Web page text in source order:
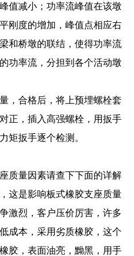
值减小；功率流峰值在该墩
刚度的增加，峰值点相应右
和桥墩的联结，使得功率流
功率流，分担到各个活动墩
，合格后，将上预埋螺栓套
正，插入高强螺栓，用扳手
矩扳手逐个检测。
质量因素请查下下面的详解
这是影响板式橡胶支座质量
激烈，客户压价厉害，许多
成本，采用劣质橡胶，这个
胶，表面油亮，黝黑，用手